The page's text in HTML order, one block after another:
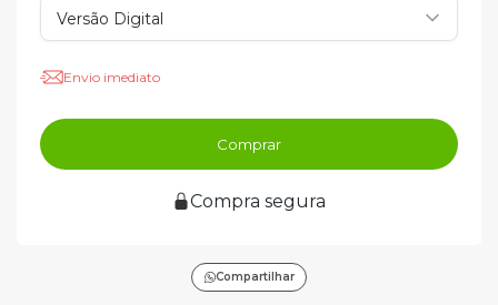
Envio imediato
Comprar
Compra segura
Compartilhar